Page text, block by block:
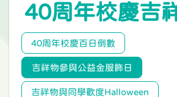
40周年校慶吉
40周年校慶百日倒數
吉祥物參與公益金服飾日
吉祥物與同學歡度Halloween